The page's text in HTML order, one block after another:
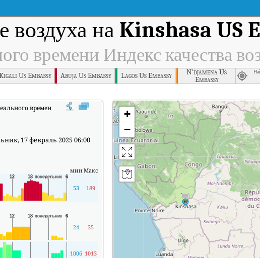
воздуха на Kinshasa US
времени Индекс качества
Us Embassy Abuja Us Embassy Lagos Us Embassy
N'djamena Us
Embassy
времени Индекс качества воздуха (АКИ).
17 февраль 2025 06:00
минМакс
53 189
24 35
1006 1013
+
−